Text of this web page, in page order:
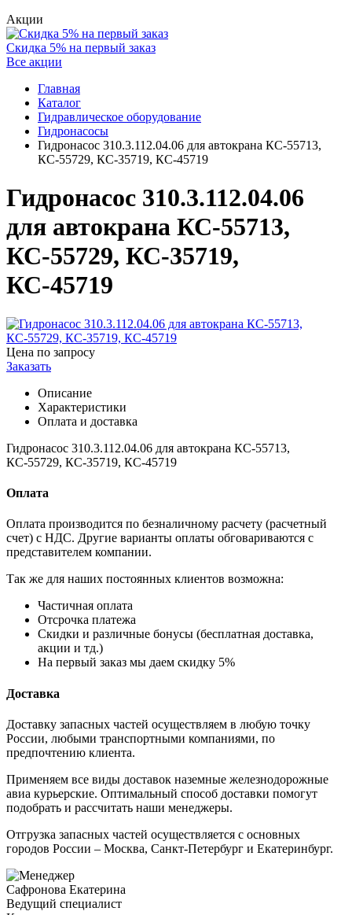
Акции
Скидка 5% на первый заказ
Все акции
Главная
Каталог
Гидравлическое оборудование
Гидронасосы
Гидронасос 310.3.112.04.06 для автокрана КС-55713,
КС-55729, КС-35719, КС-45719
Гидронасос 310.3.112.04.06
для автокрана КС-55713,
КС-55729, КС-35719,
КС-45719
Цена по запросу
Заказать
Описание
Характеристики
Оплата и доставка
Гидронасос 310.3.112.04.06 для автокрана КС-55713,
КС-55729, КС-35719, КС-45719
Оплата
Оплата производится по безналичному расчету (расчетный
счет) с НДС. Другие варианты оплаты обговариваются с
представителем компании.
Так же для наших постоянных клиентов возможна:
Частичная оплата
Отсрочка платежа
Cкидки и различные бонусы (бесплатная доставка,
акции и тд.)
На первый заказ мы даем скидку 5%
Доставка
Доставку запасных частей осуществляем в любую точку
России, любыми транспортными компаниями, по
предпочтению клиента.
Применяем все виды доставок наземные железнодорожные
авиа курьерские. Оптимальный способ доставки помогут
подобрать и рассчитать наши менеджеры.
Отгрузка запасных частей осуществляется с основных
городов России – Москва, Санкт-Петербург и Екатеринбург.
Сафронова Екатерина
Ведущий специалист